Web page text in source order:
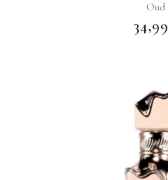
Oud
34,99